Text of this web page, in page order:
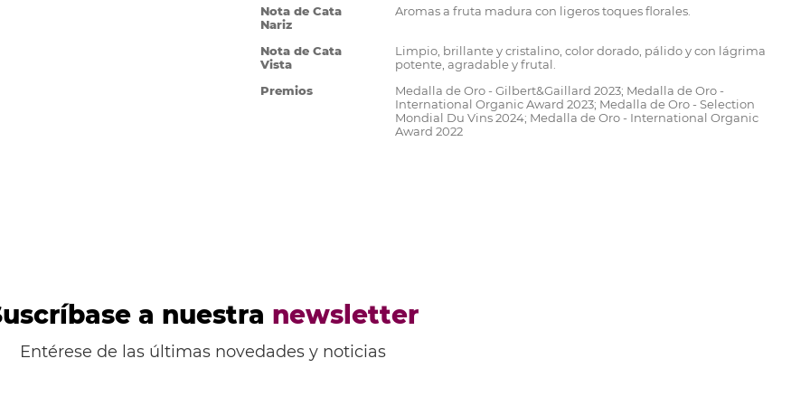
Nota de Cata
Nariz
Aromas a fruta madura con ligeros toques florales.
Nota de Cata
Vista
Limpio, brillante y cristalino, color dorado, pálido y con lágrima
potente, agradable y frutal.
Premios
Medalla de Oro - Gilbert&Gaillard 2023; Medalla de Oro -
International Organic Award 2023; Medalla de Oro - Selection
Mondial Du Vins 2024; Medalla de Oro - International Organic
Award 2022
a nuestra newsletter
Entérese de las últimas novedades y noticias